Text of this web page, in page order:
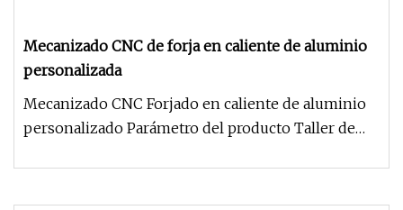
Mecanizado CNC de forja en caliente de aluminio
personalizada
Mecanizado CNC Forjado en caliente de aluminio
personalizado Parámetro del producto Taller de